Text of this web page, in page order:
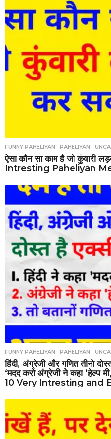
FUNNY PAHELIYAN ,PAHELIYAN ,
ऐसा कौन सा काम है जो कुंवारी
Intresting Paheliyan
FUNNY PAHELIYAN ,PAHELIYAN ,
हिंदी, अंग्रेजी और गणित तीनो
‘मदद करो अंग्रेजी ने कहा ‘हेल्प
10 Very Intresting and